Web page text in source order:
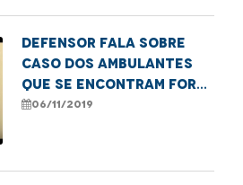
Defensor fala sobre
caso dos ambulantes
que se encontram fora
dos terminais
06/11/2019